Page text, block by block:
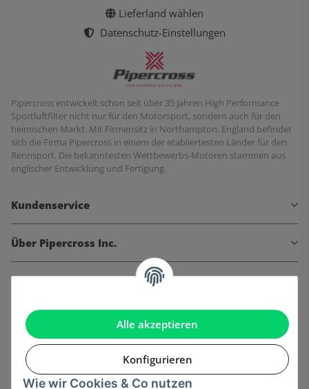
Alle akzeptieren
Konfigurieren
Wie wir Cookies & Co nutzen
Lieferland wählen
Datenschutz-Einstellungen
Pipercross entwickelt schon seit über 35 Jahren High Performance
Sportluftfilter nicht nur für den Motorsport, sondern auch für den
heimischen Markt. Mit Firmensitz in Northampton, England befindet
sich die Firma Pipercross in einem der etabliertesten Länder für den
Rennsport. Die bekanntesten Wettbewerbs-Motoren stammen aus
englischer Entwicklung und Fertigung.
Kundenservice
Über Pipercross Inc.
Informationen
Gesetzliche Informationen